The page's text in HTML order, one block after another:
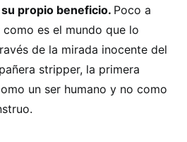
propio beneficio. Poco a
es el mundo que lo
de la mirada inocente del
stripper, la primera
un ser humano y no como